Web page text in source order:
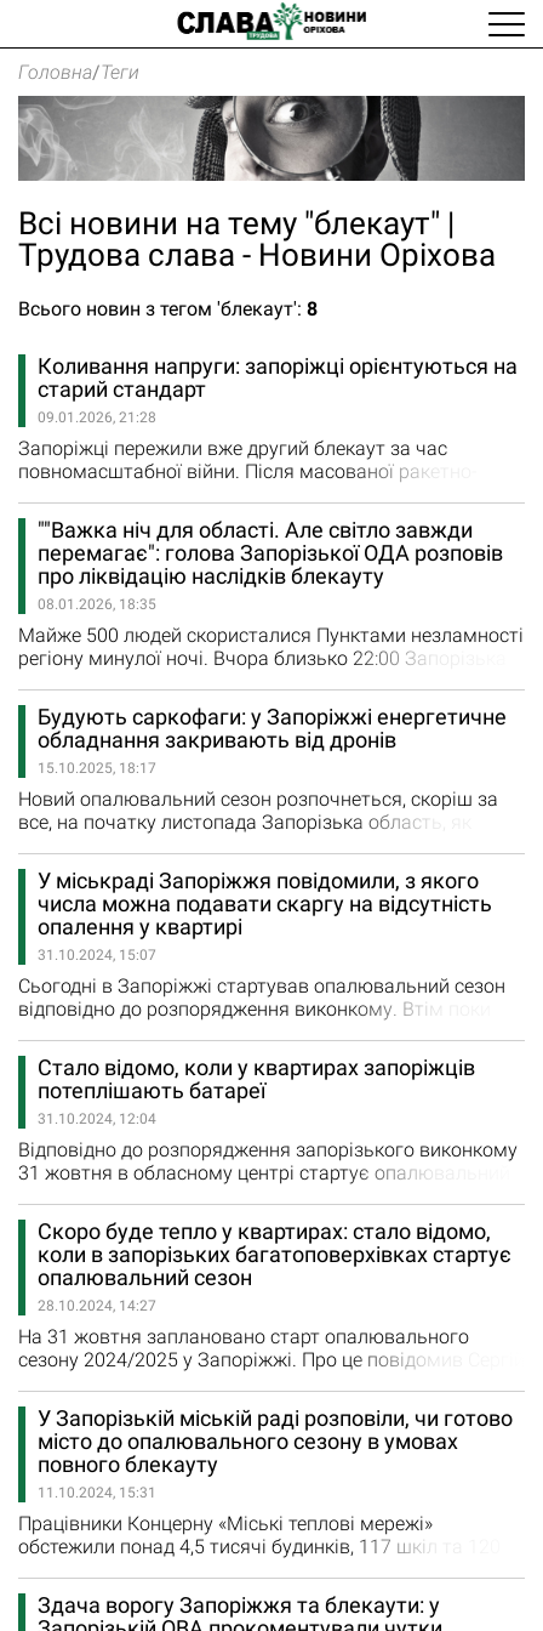
Головна/Теги
Всі новини на тему "блекаут" |
Трудова слава - Новини Оріхова
Всього новин з тегом 'блекаут': 8
Коливання напруги: запоріжці орієнтуються на
старий стандарт
09.01.2026, 21:28
Запоріжці пережили вже другий блекаут за час
повномасштабної війни. Після масованої ракетно-
залишилася без електропостачання. Завдяки
оперативній роботі енергетиків уже вранці світло
повернули всім споживачам на підконтрольній Україні
території, а до вечора система запрацювала у
штатному режимі. Про це розповіла речниця…
""Важка ніч для області. Але світло завжди
перемагає": голова Запорізької ОДА розповів
про ліквідацію наслідків блекауту
08.01.2026, 18:35
Майже 500 людей скористалися Пунктами незламності
регіону минулої ночі. Вчора близько 22:00 Запорізька
електропостачання. Про те, як Запоріжжяі жило в
умовах першого за останні роки повного відключення
електроенергії розповів голова Запорізької обласної
державної адміністрації Іван Федоров: "В умовах
блекауту,…
Будують саркофаги: у Запоріжжі енергетичне
обладнання закривають від дронів
15.10.2025, 18:17
Новий опалювальний сезон розпочнеться, скоріш за
все, на початку листопада Запорізька область, як
складних умовах, де кожен день додає нових викликів
через атаки ворога. За прогнозами експертів,
опалювальний сезон 2025/2026 буде найважчим з
початку повномасштабної війни, оскільке
пріоритетними цілями для ворога…
У міськраді Запоріжжя повідомили, з якого
числа можна подавати скаргу на відсутність
опалення у квартирі
31.10.2024, 15:07
Сьогодні в Запоріжжі стартував опалювальний сезон
відповідно до розпорядження виконкому. Втім поки
першими розпочали роботу котельні в Заводському та
Хортицькому районах, а згодом – у Вознесенівському.
Станом на 13:00 уже запущено 40 котелень, і робота
продовжується. Протягом дня планується запустити…
Стало відомо, коли у квартирах запоріжців
потеплішають батареї
31.10.2024, 12:04
Відповідно до розпорядження запорізького виконкому
31 жовтня в обласному центрі стартує опалювальний
сезону. Як зазначив Іван Федоров, голова Запорізької
обласної військової адміністрації, на сьогодні
зберігається тепла погода у місті тож вмикати
опалення у квартирах наразі нема потреби. «Ми
бачимо, що орієнтовно…
Скоро буде тепло у квартирах: стало відомо,
коли в запорізьких багатоповерхівках стартує
опалювальний сезон
28.10.2024, 14:27
На 31 жовтня заплановано старт опалювального
сезону 2024/2025 у Запоріжжі. Про це повідомив Сергій
теплові мережі». «Спільно з міською радою та
департаментом з житлово-комунального господарства
готуємо рішення міськради про початок
опалювального сезону на 31 жовтня. Ми готові.
Персонал на котельнях…
У Запорізькій міській раді розповіли, чи готово
місто до опалювального сезону в умовах
повного блекауту
11.10.2024, 15:31
Працівники Концерну «Міські теплові мережі»
обстежили понад 4,5 тисячі будинків, 117 шкіл та 120
сезону 2024/2025, повідомили у Запорізькій міській
раді. У міськраді також зазначили, що до початку
Здача ворогу Запоріжжя та блекаути: у